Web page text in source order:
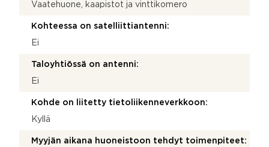
Vaatehuone, kaapistot ja vinttikomero
Kohteessa on satelliittiantenni:
Ei
Taloyhtiössä on antenni:
Ei
Kohde on liitetty tietoliikenneverkkoon:
Kyllä
Myyjän aikana huoneistoon tehdyt toimenpiteet: